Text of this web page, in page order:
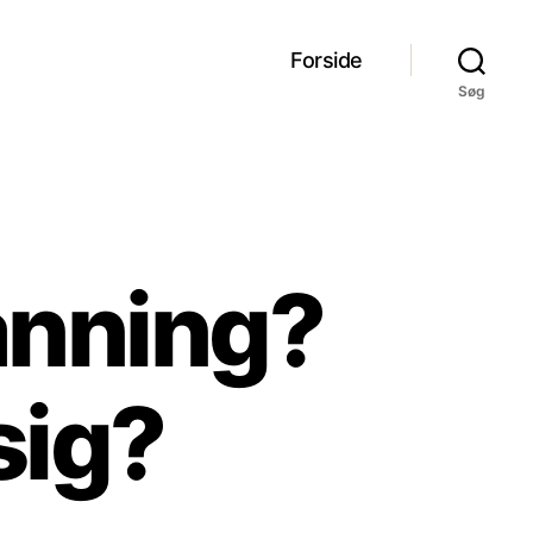
Forside
Søg